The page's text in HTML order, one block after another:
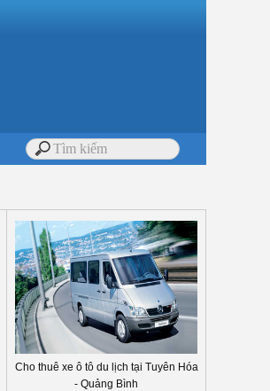
Cho thuê xe ô tô du lịch tại Tuyên Hóa
- Quảng Bình